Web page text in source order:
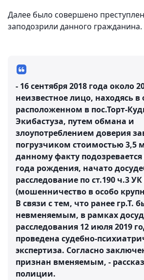
Далее было совершено
заподозрили данного гражданина.
- 16 сентября 2018 года около
неизвестное лицо, находясь
расположенном в пос.Торт-
Экибастуза, путем обмана и
злоупотреблением доверия
погрузчиком стоимостью 3,5
данному факту подозревается
года рождения, начато
расследование по ст.190 ч.3
(мошенничество в особо
В связи с тем, что ранее гр.Т.
невменяемым, в рамках
расследования 12 июля 2019
проведена судебно-
экспертиза. Согласно
признан вменяемым, -
полиции.